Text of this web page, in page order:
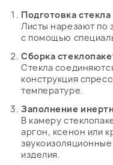
Подготовка стекла
Листы нарезают
с помощью
Сборка
Стекла
конструкция
температуре.
Заполнение
В камеру
аргон, ксенон или
изделия.